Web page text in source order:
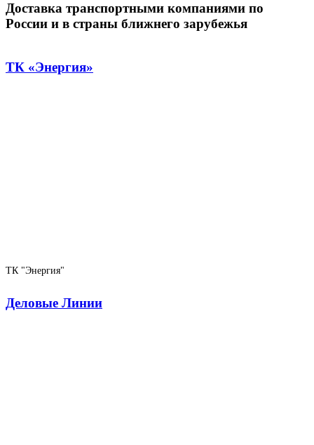
Доставка транспортными компаниями по
России и в страны ближнего зарубежья
ТК «Энергия»
ТК "Энергия"
Деловые Линии